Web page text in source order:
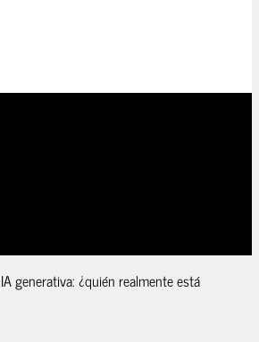
generativa: ¿quién realmente está